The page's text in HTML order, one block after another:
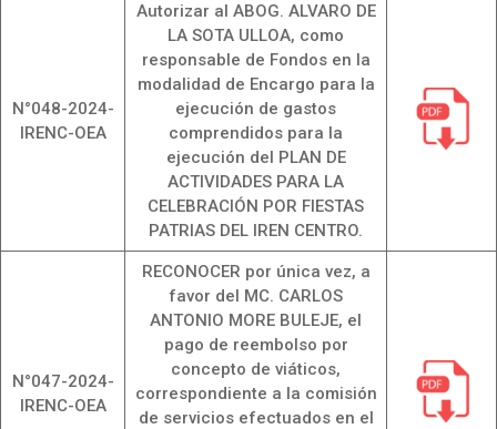
N°048-2024-
IRENC-OEA
Autorizar al ABOG. ALVARO DE
LA SOTA ULLOA, como
responsable de Fondos en la
modalidad de Encargo para la
ejecución de gastos
comprendidos para la
ejecución del PLAN DE
ACTIVIDADES PARA LA
CELEBRACIÓN POR FIESTAS
PATRIAS DEL IREN CENTRO.
N°047-2024-
IRENC-OEA
RECONOCER por única vez, a
favor del MC. CARLOS
ANTONIO MORE BULEJE, el
pago de reembolso por
concepto de viáticos,
correspondiente a la comisión
de servicios efectuados en el